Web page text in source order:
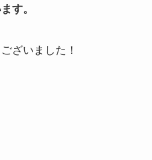
す。
ざいました！